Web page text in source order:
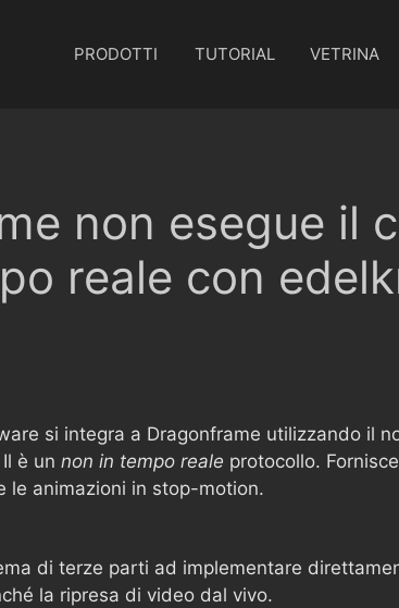
PRODOTTI TUTORIAL VETRINA
non esegue il
reale con
si integra a Dragonframe utilizzando il
è un non in tempo reale protocollo.
le animazioni in stop-motion.
di terze parti ad implementare
la ripresa di video dal vivo.